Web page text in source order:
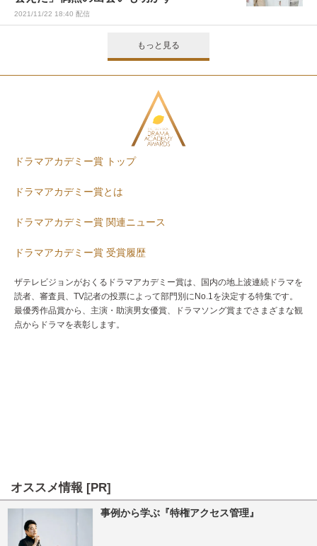
2021/11/22 18:40 配信
もっと見る
ドラマアカデミー賞 トップ
ドラマアカデミー賞とは
ドラマアカデミー賞 関連ニュース
ドラマアカデミー賞 受賞履歴
ザテレビジョンがおくるドラマアカデミー賞は、国内の地上波連続ドラマを
読者、審査員、TV記者の投票によって部門別にNo.1を決定する特集です。
最優秀作品賞から、主演・助演男女優賞、ドラマソング賞までさまざまな観
点からドラマを表彰します。
オススメ情報 [PR]
事例から学ぶ『特権アクセス管理』